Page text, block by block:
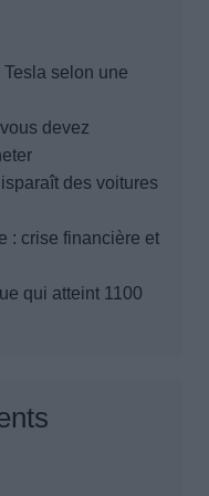
selon une
devez
des voitures
: crise financière et
qui atteint 1100